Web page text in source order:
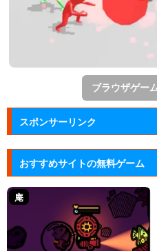
ブラウザゲー
スポンサーリンク
おすすめサイトの無料ゲーム
庵